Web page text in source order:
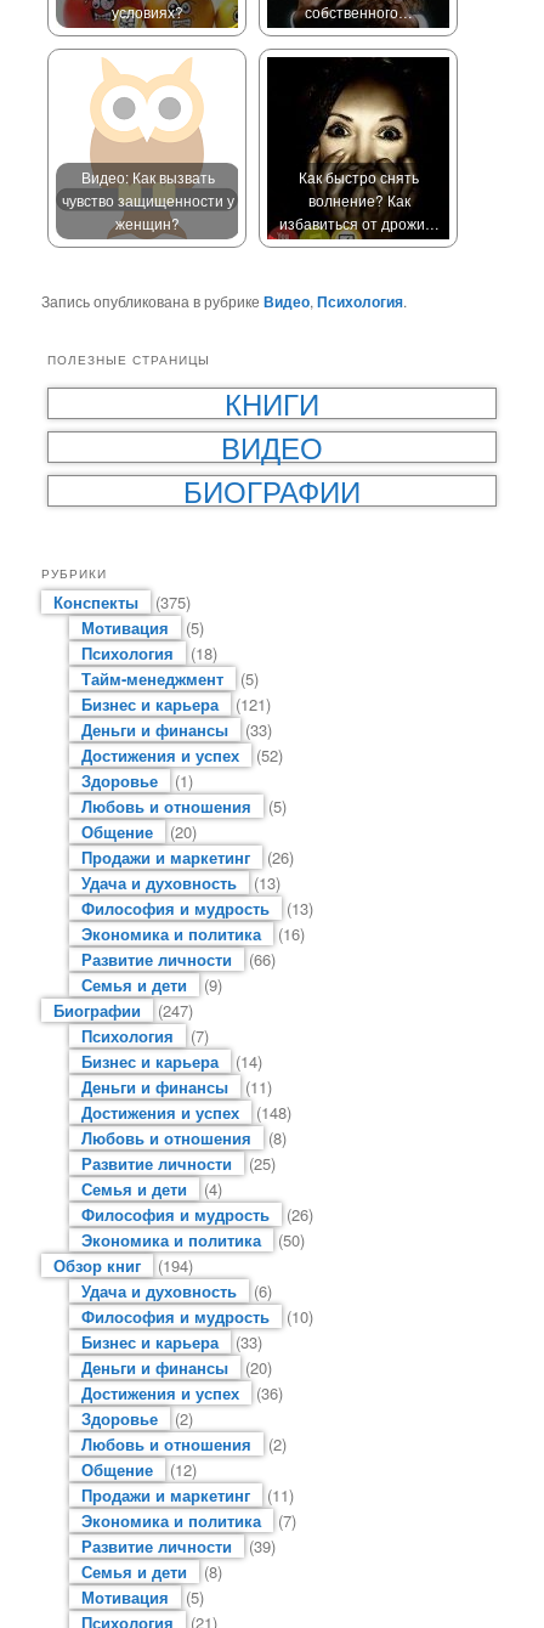
условиях? собственного…
Видео: Как вызвать
чувство защищенности у
женщин?
Как быстро снять
волнение? Как
избавиться от дрожи…
Запись опубликована в рубрикеВидео,Психология.
ПОЛЕЗНЫЕ СТРАНИЦЫ
КНИГИ
ВИДЕО
БИОГРАФИИ
РУБРИКИ
Конспекты
(375)
Мотивация
(5)
Психология
(18)
Тайм-менеджмент
(5)
Бизнес и карьера
(121)
Деньги и финансы
(33)
Достижения и успех
(52)
Здоровье
(1)
Любовь и отношения
(5)
Общение
(20)
Продажи и маркетинг
(26)
Удача и духовность
(13)
Философия и мудрость
(13)
Экономика и политика
(16)
Развитие личности
(66)
Семья и дети
(9)
Биографии
(247)
Психология
(7)
Бизнес и карьера
(14)
Деньги и финансы
(11)
Достижения и успех
(148)
Любовь и отношения
(8)
Развитие личности
(25)
Семья и дети
(4)
Философия и мудрость
(26)
Экономика и политика
(50)
Обзор книг
(194)
Удача и духовность
(6)
Философия и мудрость
(10)
Бизнес и карьера
(33)
Деньги и финансы
(20)
Достижения и успех
(36)
Здоровье
(2)
Любовь и отношения
(2)
Общение
(12)
Продажи и маркетинг
(11)
Экономика и политика
(7)
Развитие личности
(39)
Семья и дети
(8)
Мотивация
(5)
Психология
(21)